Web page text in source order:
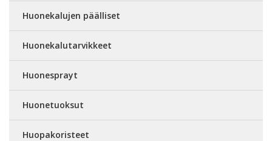
Huonekalujen päälliset
Huonekalutarvikkeet
Huonesprayt
Huonetuoksut
Huopakoristeet